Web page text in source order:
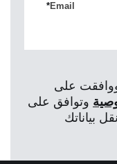
Email
*
على
وتوافق على
بياناتك